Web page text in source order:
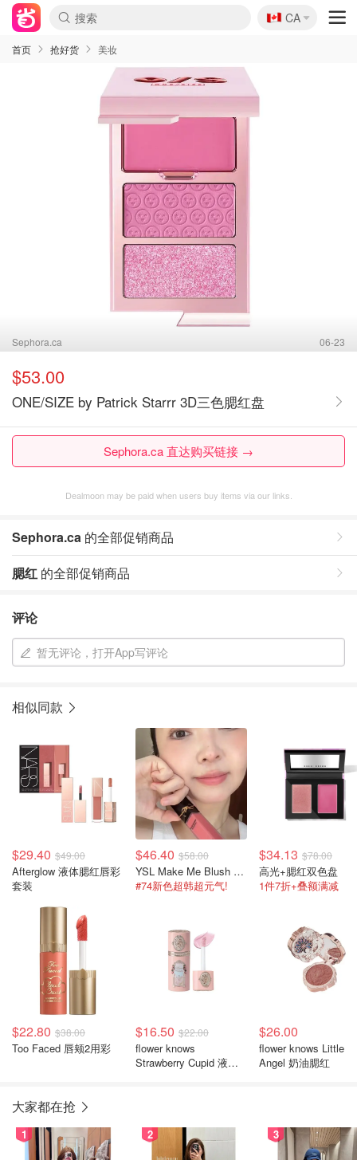
🇨🇦
CA
首页 抢好货 美妆
Sephora.ca 06-23
$53.00
ONE/SIZE by Patrick Starrr 3D三色腮红盘
Sephora.ca 直达购买链接 →
Dealmoon may be paid when users buy items via our links.
Sephora.ca 的全部促销商品
腮红 的全部促销商品
评论
暂无评论，打开App写评论
相似同款
$29.40 $49.00
Afterglow 液体腮红唇彩
套装
$46.40 $58.00
YSL Make Me Blush 持久液体腮红
#74新色超韩超元气!
$34.13 $78.00
高光+腮红双色盘
1件7折+叠额满减
$22.80 $38.00
Too Faced 唇颊2用彩
$16.50 $22.00
flower knows
Strawberry Cupid 液体
$26.00
flower knows Little
Angel 奶油腮红
大家都在抢
1 2 3